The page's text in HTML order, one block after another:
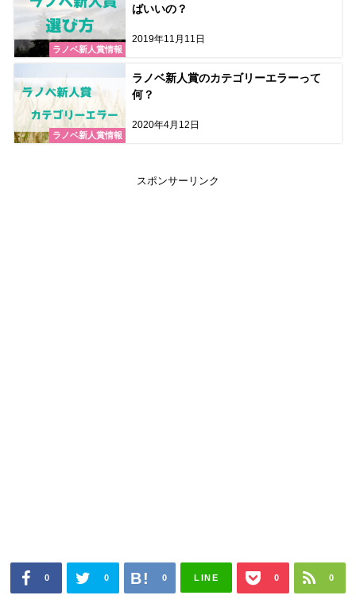
ラノベ新人賞情報
ばいいの？
2019年11月11日
ラノベ新人賞情報
ラノベ新人賞のカテゴリーエラーって
何？
2020年4月12日
スポンサーリンク
0 0 0 LINE 0 0